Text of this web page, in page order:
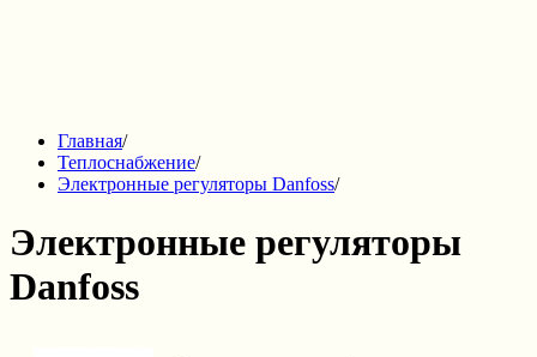
Главная/
Теплоснабжение/
Электронные регуляторы Danfoss/
Электронные регуляторы
Danfoss